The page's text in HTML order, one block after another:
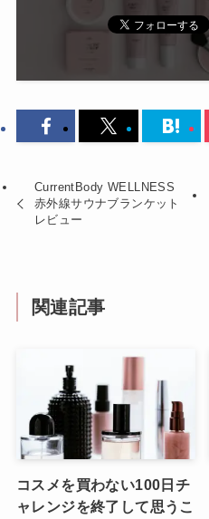
CurrentBody WELLNESS
赤外線サウナブランケット
レビュー
関連記事
コスメを買わない100日チ
ャレンジを終了して思うこ